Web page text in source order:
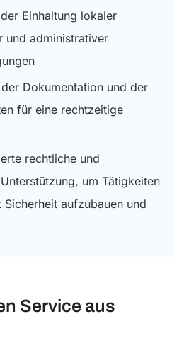
Einhaltung lokaler
und administrativer
Dokumentation und der
für eine rechtzeitige
rechtliche und
um Tätigkeiten
Sicherheit aufzubauen und
Service aus